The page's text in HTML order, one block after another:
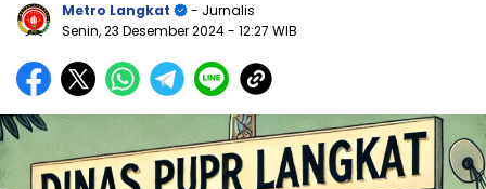
Metro Langkat
- Jurnalis
Senin, 23 Desember 2024- 12:27 WIB